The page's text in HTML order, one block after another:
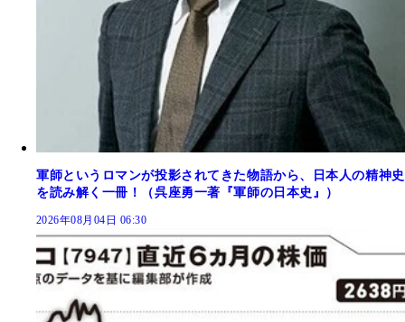
軍師というロマンが投影されてきた物語から、日本人の精神史
を読み解く一冊！（呉座勇一著『軍師の日本史』）
2026年08月04日 06:30